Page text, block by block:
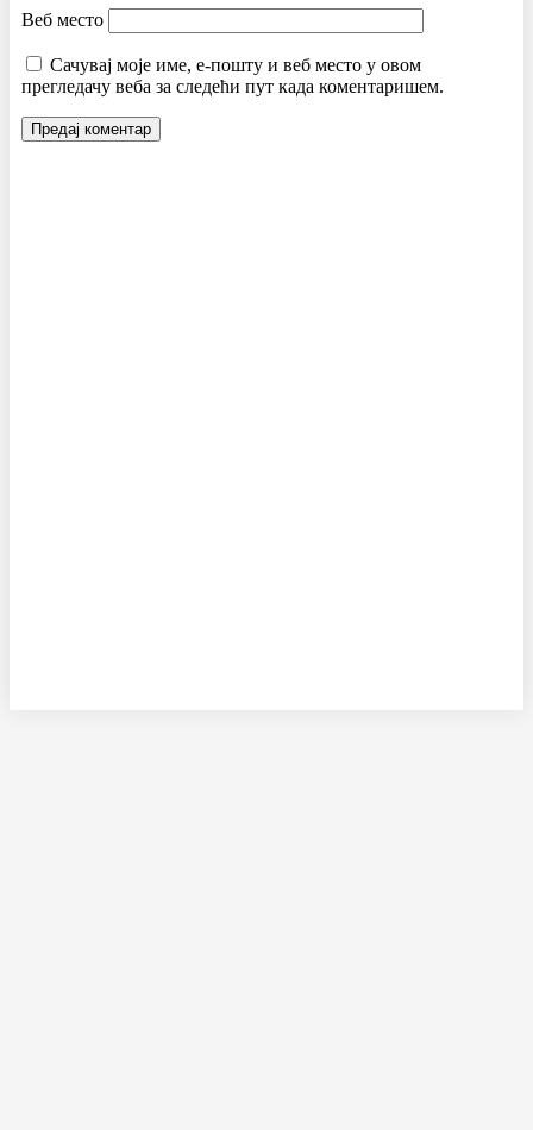
Веб место
Сачувај моје име, е-пошту и веб место у овом
прегледачу веба за следећи пут када коментаришем.